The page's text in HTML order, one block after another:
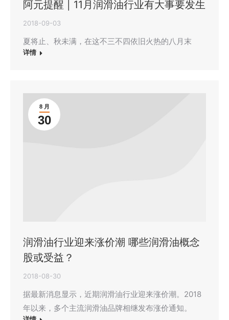
阿元提醒 | 11月润滑油行业有大事要发生
2018-09-03
夏将止、秋未满，在这不三不四依旧火热的八月末
详情
8 月
30
润滑油行业迎来涨价潮 哪些润滑油概念
股或受益？
2018-08-30
据最新消息显示，近期润滑油行业迎来涨价潮。2018
年以来，多个主流润滑油品牌相继发布涨价通知。